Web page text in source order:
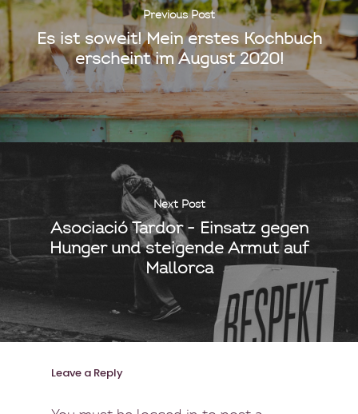
Previous Post
Es ist soweit! Mein erstes Kochbuch
erscheint im August 2020!
Next Post
Asociació Tardor - Einsatz gegen
Hunger und steigende Armut auf
Mallorca
Leave a Reply